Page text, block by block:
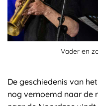
Vader en
De geschiedenis van
nog vernoemd naar de